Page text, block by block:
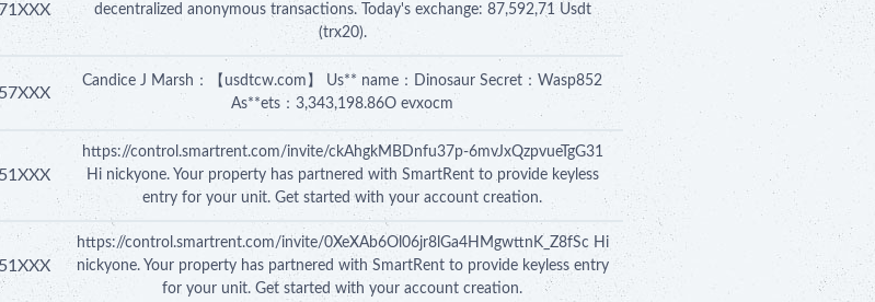
decentralized anonymous transactions. Today's exchange: 87,592,71 Usdt
(trx20).
Candice J Marsh：【usdtcw.com】 Us** name：Dinosaur Secret：Wasp852
As**ets：3,343,198.86O evxocm
https://control.smartrent.com/invite/ckAhgkMBDnfu37p-6mvJxQzpvueTgG31
Hi nickyone. Your property has partnered with SmartRent to provide keyless
entry for your unit. Get started with your account creation.
https://control.smartrent.com/invite/0XeXAb6Ol06jr8lGa4HMgwttnK_Z8fSc Hi
nickyone. Your property has partnered with SmartRent to provide keyless entry
for your unit. Get started with your account creation.